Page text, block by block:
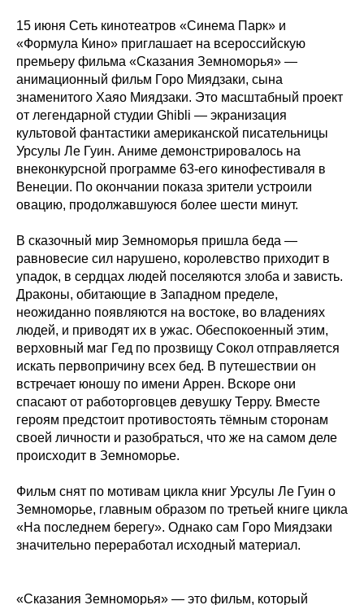
15 июня Сеть кинотеатров «Синема Парк» и
«Формула Кино» приглашает на всероссийскую
премьеру фильма «Сказания Земноморья» —
анимационный фильм Горо Миядзаки, сына
знаменитого Хаяо Миядзаки. Это масштабный проект
от легендарной студии Ghibli — экранизация
культовой фантастики американской писательницы
Урсулы Ле Гуин. Аниме демонстрировалось на
внеконкурсной программе 63-его кинофестиваля в
Венеции. По окончании показа зрители устроили
овацию, продолжавшуюся более шести минут.
В сказочный мир Земноморья пришла беда —
равновесие сил нарушено, королевство приходит в
упадок, в сердцах людей поселяются злоба и зависть.
Драконы, обитающие в Западном пределе,
неожиданно появляются на востоке, во владениях
людей, и приводят их в ужас. Обеспокоенный этим,
верховный маг Гед по прозвищу Сокол отправляется
искать первопричину всех бед. В путешествии он
встречает юношу по имени Аррен. Вскоре они
спасают от работорговцев девушку Терру. Вместе
героям предстоит противостоять тёмным сторонам
своей личности и разобраться, что же на самом деле
происходит в Земноморье.
Фильм снят по мотивам цикла книг Урсулы Ле Гуин о
Земноморье, главным образом по третьей книге цикла
«На последнем берегу». Однако сам Горо Миядзаки
значительно переработал исходный материал.
«Сказания Земноморья» — это фильм, который